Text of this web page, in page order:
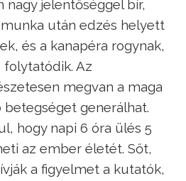
nagy jelentőséggel bír,
után edzés helyett
és a kanapéra rogynak,
folytatódik. Az
megvan a maga
generálhat.
hogy napi 6 óra ülés 5
az ember életét. Sőt,
a figyelmet a kutatók,